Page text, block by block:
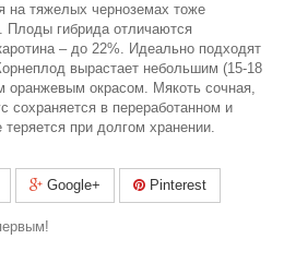
на тяжелых черноземах тоже
Плоды гибрида отличаются
– до 22%. Идеально подходят
вырастает небольшим (15-18
окрасом. Мякоть сочная,
сохраняется в переработанном и
при долгом хранении.
Google+ Pinterest